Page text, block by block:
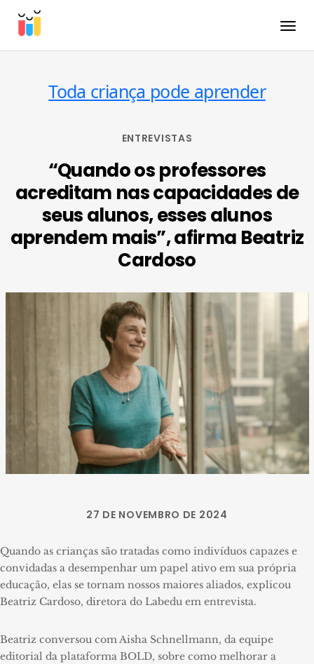
Toda criança pode aprender
ENTREVISTAS
“Quando os professores
acreditam nas capacidades de
seus alunos, esses alunos
aprendem mais”, afirma Beatriz
Cardoso
27 DE NOVEMBRO DE 2024
Quando as crianças são tratadas como indivíduos capazes e
convidadas a desempenhar um papel ativo em sua própria
educação, elas se tornam nossos maiores aliados, explicou
Beatriz Cardoso, diretora do Labedu em entrevista.
Beatriz conversou com Aisha Schnellmann, da equipe
editorial da plataforma BOLD, sobre como melhorar a